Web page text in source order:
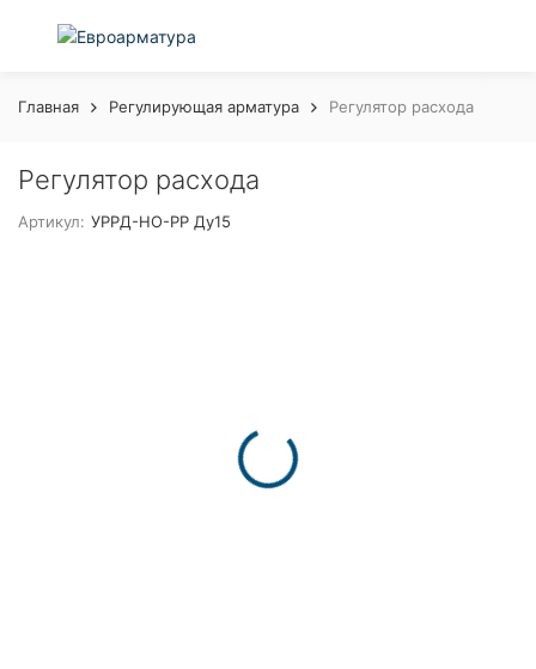
Главная Регулирующая арматура Регулятор расхода
Регулятор расхода
Артикул: УРРД-НО-РР Ду15